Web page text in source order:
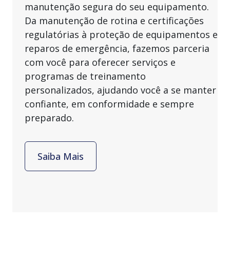
manutenção segura do seu equipamento.
Da manutenção de rotina e certificações
regulatórias à proteção de equipamentos e
reparos de emergência, fazemos parceria
com você para oferecer serviços e
programas de treinamento
personalizados, ajudando você a se manter
confiante, em conformidade e sempre
preparado.
Saiba Mais